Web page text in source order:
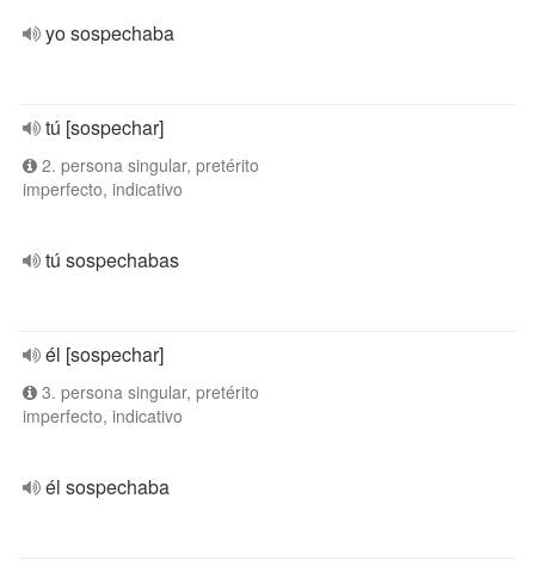
yo sospechaba
tú [sospechar]
2. persona singular, pretérito
imperfecto, indicativo
tú sospechabas
él [sospechar]
3. persona singular, pretérito
imperfecto, indicativo
él sospechaba